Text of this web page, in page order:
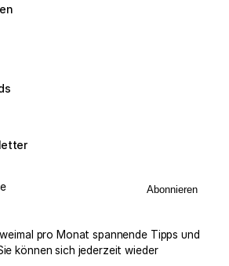
Abonnieren
pro Monat spannende Tipps und
können sich jederzeit wieder